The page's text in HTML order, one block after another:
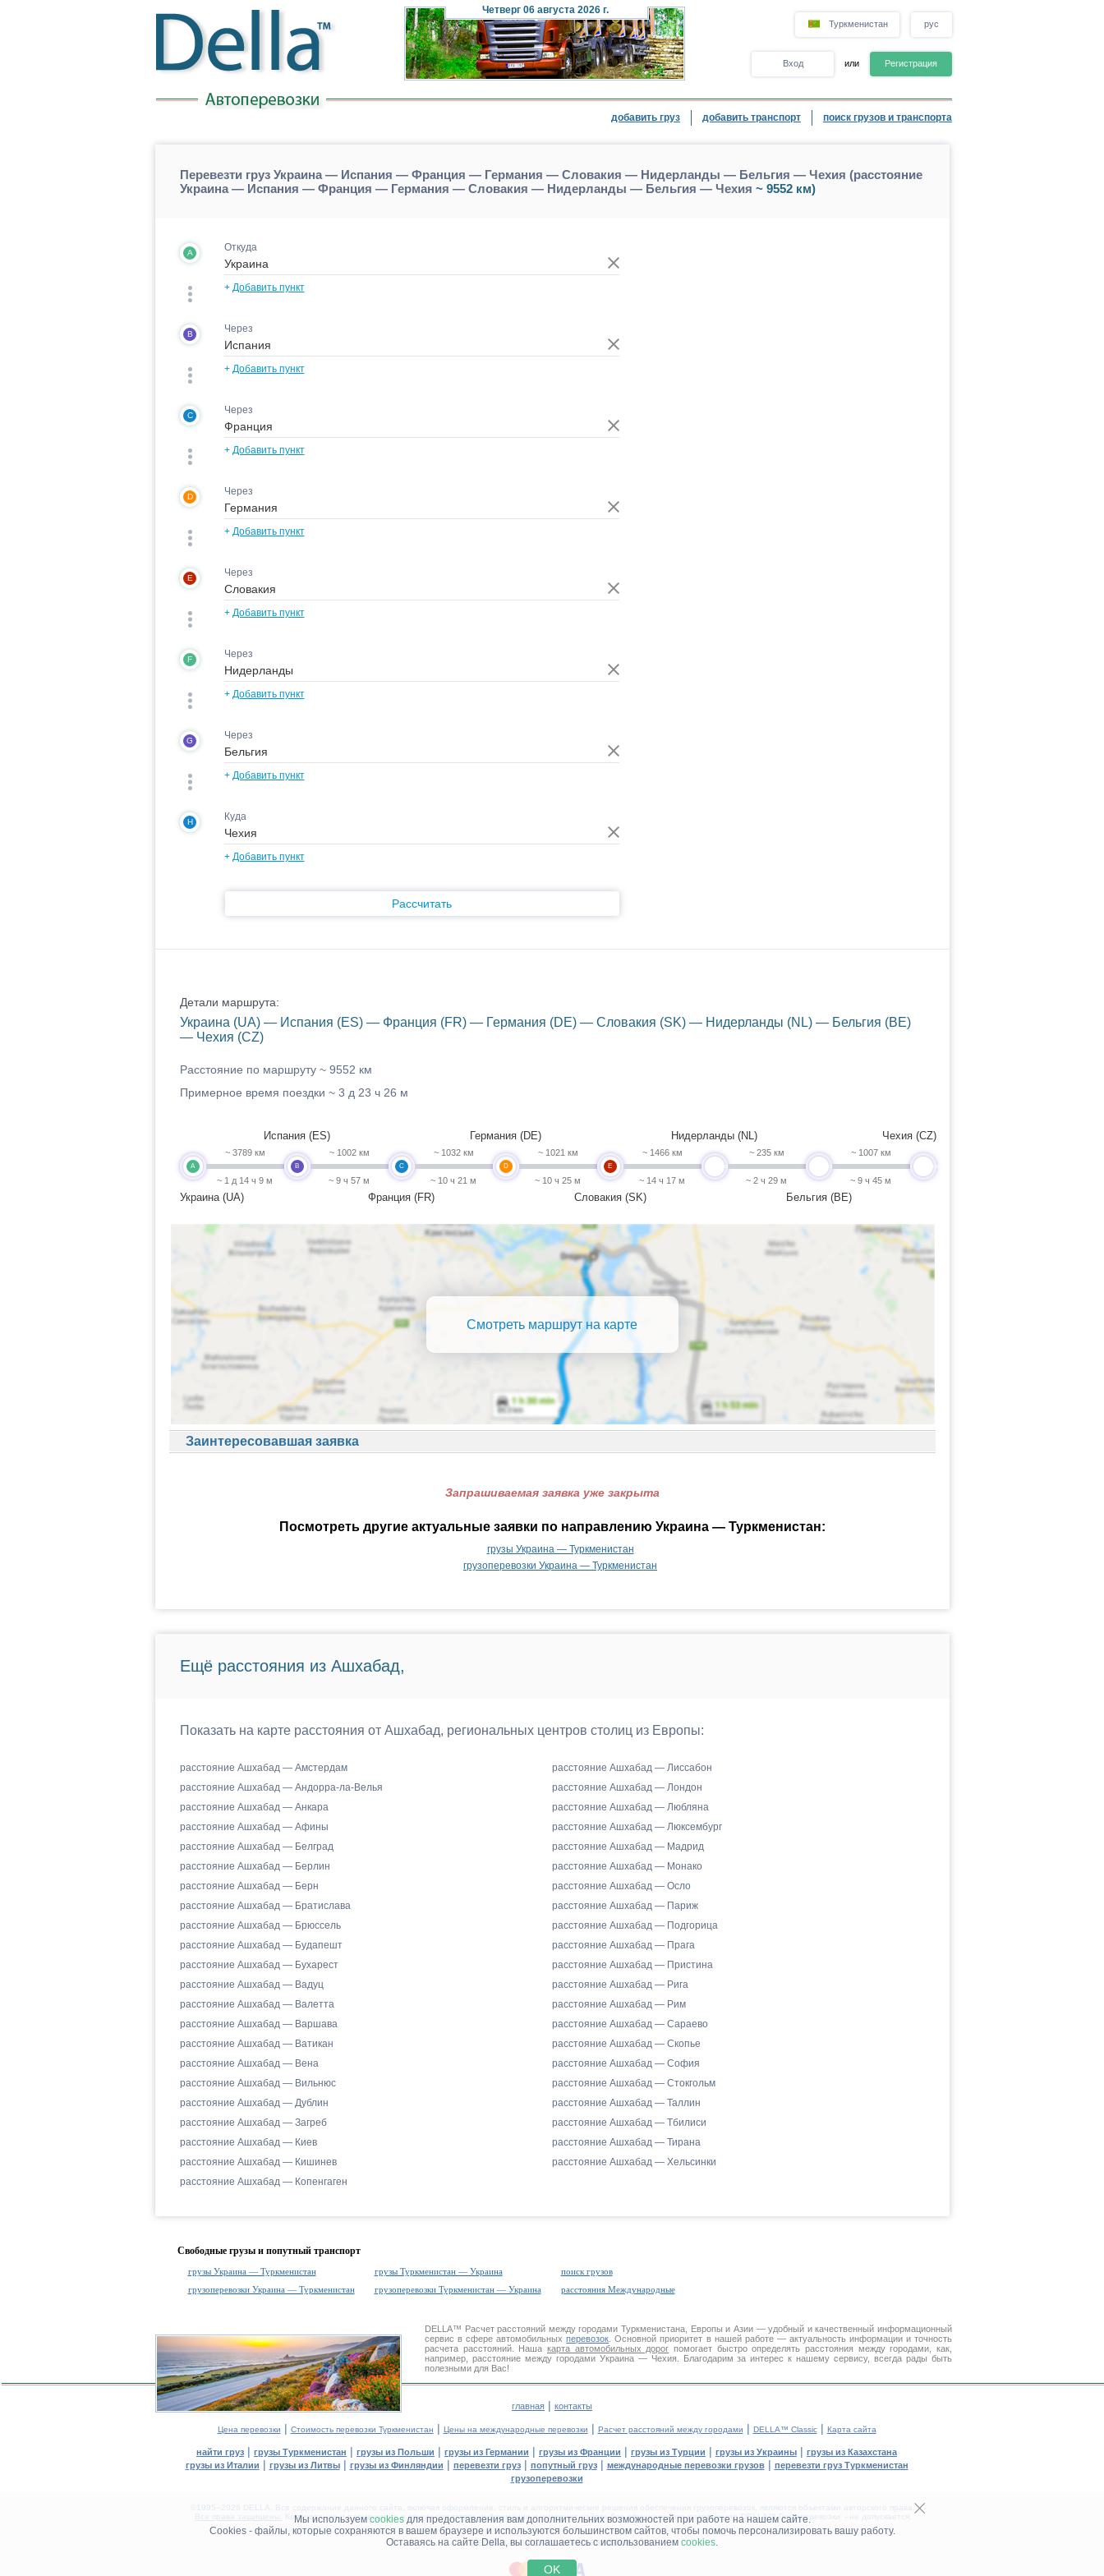
Четверг 06 августа 2026 г.
Туркменистан рус
Вход или Регистрация
добавить груз добавить транспорт поиск грузов и транспорта
Мы используем cookiesдля предоставления вам дополнительних возможностей при работе на нашем сайте.
Cookies - файлы, которые сохраняются в вашем браузере и используются большинством сайтов, чтобы помочь персонализировать вашу работу.
Оставаясь на сайте Della, вы соглашаетесь с использованием cookies.
OK
Перевезти груз Украина — Испания — Франция — Германия — Словакия — Нидерланды — Бельгия — Чехия (расстояние
Украина — Испания — Франция — Германия — Словакия — Нидерланды — Бельгия — Чехия ~ 9552 км)
A Откуда
+ Добавить пункт
B Через
+ Добавить пункт
C Через
+ Добавить пункт
D Через
+ Добавить пункт
E Через
+ Добавить пункт
F Через
+ Добавить пункт
G Через
+ Добавить пункт
H Куда
+ Добавить пункт
Рассчитать
Детали маршрута:
Украина (UA) — Испания (ES) — Франция (FR) — Германия (DE) — Словакия (SK) — Нидерланды (NL) — Бельгия (BE)
— Чехия (CZ)
Расстояние по маршруту ~ 9552 км
Примерное время поездки ~ 3 д 23 ч 26 м
A
Украина (UA)
~ 3789 км
~ 1 д 14 ч 9 м
B
Испания (ES)
~ 1002 км
~ 9 ч 57 м
C
Франция (FR)
~ 1032 км
~ 10 ч 21 м
D
Германия (DE)
~ 1021 км
~ 10 ч 25 м
E
Словакия (SK)
~ 1466 км
~ 14 ч 17 м
undefined
Нидерланды (NL)
~ 235 км
~ 2 ч 29 м
undefined
Бельгия (BE)
~ 1007 км
~ 9 ч 45 м
Чехия (CZ)
Смотреть маршрут на карте
Заинтересовавшая заявка
Запрашиваемая заявка уже закрыта
Посмотреть другие актуальные заявки по направлению Украина — Туркменистан:
грузы Украина — Туркменистан
грузоперевозки Украина — Туркменистан
Ещё расстояния из Ашхабад,
Показать на карте расстояния от Ашхабад, региональных центров столиц из Европы:
расстояние Ашхабад — Амстердам
расстояние Ашхабад — Андорра-ла-Велья
расстояние Ашхабад — Анкара
расстояние Ашхабад — Афины
расстояние Ашхабад — Белград
расстояние Ашхабад — Берлин
расстояние Ашхабад — Берн
расстояние Ашхабад — Братислава
расстояние Ашхабад — Брюссель
расстояние Ашхабад — Будапешт
расстояние Ашхабад — Бухарест
расстояние Ашхабад — Вадуц
расстояние Ашхабад — Валетта
расстояние Ашхабад — Варшава
расстояние Ашхабад — Ватикан
расстояние Ашхабад — Вена
расстояние Ашхабад — Вильнюс
расстояние Ашхабад — Дублин
расстояние Ашхабад — Загреб
расстояние Ашхабад — Киев
расстояние Ашхабад — Кишинев
расстояние Ашхабад — Копенгаген
расстояние Ашхабад — Лиссабон
расстояние Ашхабад — Лондон
расстояние Ашхабад — Любляна
расстояние Ашхабад — Люксембург
расстояние Ашхабад — Мадрид
расстояние Ашхабад — Монако
расстояние Ашхабад — Осло
расстояние Ашхабад — Париж
расстояние Ашхабад — Подгорица
расстояние Ашхабад — Прага
расстояние Ашхабад — Пристина
расстояние Ашхабад — Рига
расстояние Ашхабад — Рим
расстояние Ашхабад — Сараево
расстояние Ашхабад — Скопье
расстояние Ашхабад — София
расстояние Ашхабад — Стокгольм
расстояние Ашхабад — Таллин
расстояние Ашхабад — Тбилиси
расстояние Ашхабад — Тирана
расстояние Ашхабад — Хельсинки
Свободные грузы и попутный транспорт
грузы Украина — Туркменистан грузы Туркменистан — Украина
поиск грузов
грузоперевозки Украина — Туркменистан
грузоперевозки Туркменистан — Украина расстояния Международные
DELLA™ Расчет расстояний между городами Туркменистана, Европы и Азии — удобный и качественный информационный
сервис в сфере автомобильныхперевозок . Основной приоритет в нашей работе — актуальность информации и точность
расчета расстояний. Наша карта автомобильных дорог помогает быстро определять расстояния между городами, как,
например, расстояние между городами Украина — Чехия. Благодарим за интерес к нашему сервису, всегда рады быть
полезными для Вас!
главная | контакты
Цена перевозки | Стоимость перевозки Туркменистан | Цены на международные перевозки | Расчет расстояний между городами | DELLA™ Classic| Карта сайта
найти груз | грузы Туркменистан | грузы из Польши | грузы из Германии | грузы из Франции | грузы из Турции | грузы из Украины | грузы из Казахстана
грузы из Италии | грузы из Литвы| грузы из Финляндии | перевезти груз| попутный груз| международные перевозки грузов| перевезти груз Туркменистан
грузоперевозки
©1995–2026 DELLA. Все содержание данного сайта, включая оформление, стиль и алгоритмические решения обеспечения грузоперевозок, являются объектами авторского права.
Все права защищены.
Копирование и размещение в других средствах информации и интернет-сайтах без официального разрешения 'DELLA™ Грузоперевозки' - не допускается.
ДЕЛЛА® —ВАШИГРУЗОПЕРЕВОЗКИ™!